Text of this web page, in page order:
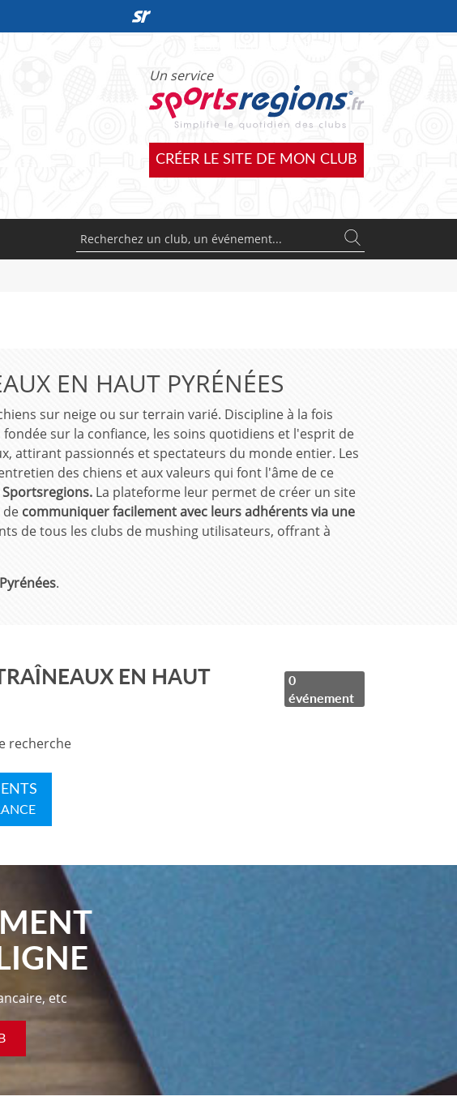
EN HAUT PYRÉNÉES
sur neige ou sur terrain varié. Discipline à la fois
sur la confiance, les soins quotidiens et l'esprit de
attirant passionnés et spectateurs du monde entier. Les
des chiens et aux valeurs qui font l'âme de ce
La plateforme leur permet de créer un site
de communiquer facilement avec leurs adhérents via une
de tous les clubs de mushing utilisateurs, offrant à
.
EN HAUT
0
événement
recherche
etc
Un service
CRÉER LE SITE DE MON CLUB